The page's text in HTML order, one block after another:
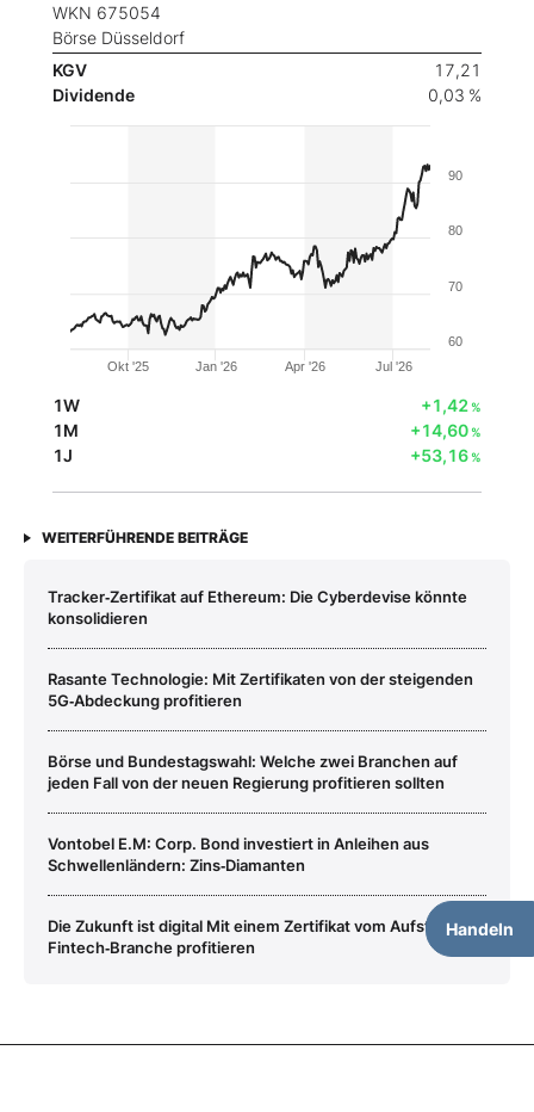
WKN 675054
Börse Düsseldorf
KGV
17,21
Dividende
0,03 %
Handeln
Okt '25 Jan '26 Apr '26 Jul '26
60
70
80
90
1W +1,42%
1M +14,60%
1J +53,16%
WEITERFÜHRENDE BEITRÄGE
Tracker‑Zertifikat auf Ethereum: Die Cyberdevise könnte
konsolidieren
Rasante Technologie: Mit Zertifikaten von der steigenden
5G‑Abdeckung profitieren
Börse und Bundestagswahl: Welche zwei Branchen auf
jeden Fall von der neuen Regierung profitieren sollten
Vontobel E.M: Corp. Bond investiert in Anleihen aus
Schwellenländern: Zins‑Diamanten
Die Zukunft ist digital Mit einem Zertifikat vom Aufstieg der
Fintech‑Branche profitieren